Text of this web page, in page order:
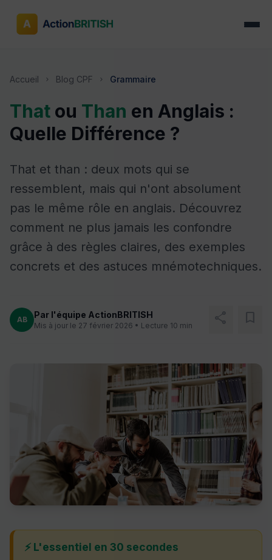
Accueil chevron_right Blog CPF chevron_right Grammaire
That ou Than en Anglais :
Quelle Différence ?
That et than : deux mots qui se
ressemblent, mais qui n'ont absolument
pas le même rôle en anglais. Découvrez
comment ne plus jamais les confondre
grâce à des règles claires, des exemples
concrets et des astuces mnémotechniques.
AB Par l'équipe ActionBRITISH
Mis à jour le 27 février 2026 • Lecture 10 min share bookmark
⚡ L'essentiel en 30 secondes